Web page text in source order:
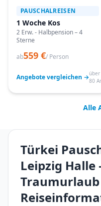
PAUSCHALREISEN
1 Woche Kos
2 Erw. - Halbpension – 4
Sterne
ab559 €/ Person
Angebote vergleichen →über
80
Alle
Türkei
Leipzig Halle
Traumurlaub